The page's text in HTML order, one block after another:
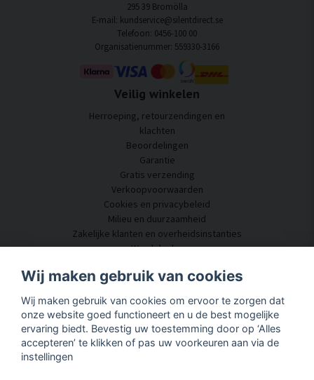
295 39 Bromölla
E-mail: kundservice@silentdirect.se
Telefoon: 0456-100 00
Organisatienummer: 559330-3166
Veilig winkelen
Herroeping, retourzendingen en
klachten
Beoordelingen
Garantie
Gratis verzending
Verkoopvoorwaarden
Cookies en privacybeleid
Milieu en duurzaamheid
Zakelijke klanten en overheidsinstanties
Word dealer
Klantenservice
Neem contact met ons op
Akoestisch advies
Montage en installatie
Vragen en antwoorden
Wij maken gebruik van cookies
Wij maken gebruik van cookies om ervoor te zorgen dat
onze website goed functioneert en u de best mogelijke
ervaring biedt. Bevestig uw toestemming door op ‘Alles
accepteren’ te klikken of pas uw voorkeuren aan via de
instellingen